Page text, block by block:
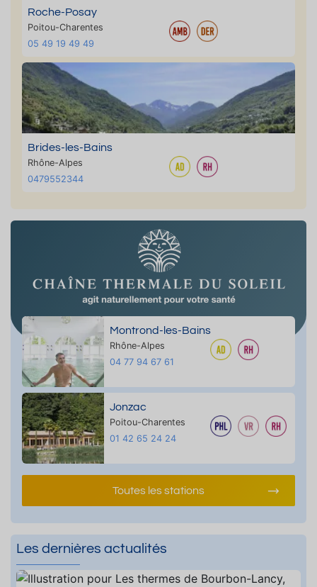
Roche-Posay
Poitou-Charentes
05 49 19 49 49
Brides-les-Bains
Rhône-Alpes
0479552344
Montrond-les-Bains
Rhône-Alpes
04 77 94 67 61
Jonzac
Poitou-Charentes
01 42 65 24 24
Toutes les stations
Les dernières actualités